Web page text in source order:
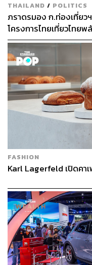
THAILAND / POLITICS
ภราดรมอง ก.ท่องเที่ยว
โครงการไทยเที่ยวไทย
FASHION
Karl Lagerfeld เปิดค